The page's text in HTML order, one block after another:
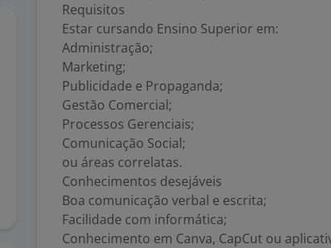
Requisitos
Estar cursando Ensino Superior em:
Administração;
Marketing;
Publicidade e Propaganda;
Gestão Comercial;
Processos Gerenciais;
Comunicação Social;
ou áreas correlatas.
Conhecimentos desejáveis
Boa comunicação verbal e escrita;
Facilidade com informática;
Conhecimento em Canva, CapCut ou